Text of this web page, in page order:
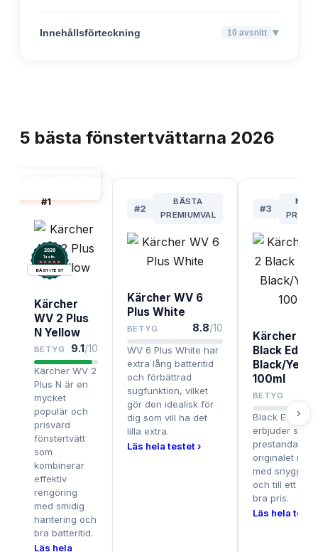
Innehållsförteckning 10 avsnitt ▾
5 bästa fönstertvättarna 2026
#1
2026
Testix.
BÄST I TEST
Kärcher
WV 2 Plus
N Yellow
BETYG 9.1/10
Kärcher WV 2
Plus N är en
mycket
populär och
prisvärd
fönstertvätt
som
kombinerar
effektiv
rengöring
med smidig
hantering och
bra batteritid.
Läs hela
#2
BÄSTA
PREMIUMVAL
Kärcher WV 6
Plus White
BETYG 8.8/10
WV 6 Plus White har
extra lång batteritid
och förbättrad
sugfunktion, vilket
gör den idealisk för
dig som vill ha det
lilla extra.
Läs hela testet ›
#3
Kärcher
Black
Black/
100ml
BETYG
Black Edition
erbjuder
prestanda
originalet men
med snygg
och till ett
bra pris.
Läs hela
›